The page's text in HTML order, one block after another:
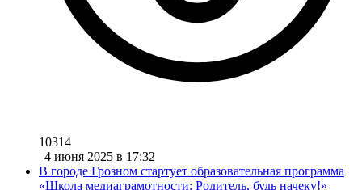
10314
| 4 июня 2025 в 17:32
В городе Грозном стартует образовательная программа
«Школа медиаграмотности: Родитель, будь начеку!»